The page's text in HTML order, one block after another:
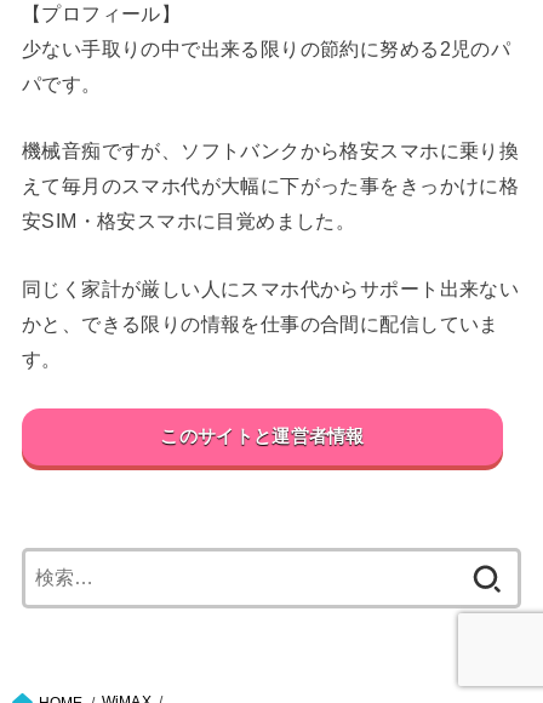
【プロフィール】
少ない手取りの中で出来る限りの節約に努める2児のパ
パです。
機械音痴ですが、ソフトバンクから格安スマホに乗り換
えて毎月のスマホ代が大幅に下がった事をきっかけに格
安SIM・格安スマホに目覚めました。
同じく家計が厳しい人にスマホ代からサポート出来ない
かと、できる限りの情報を仕事の合間に配信していま
す。
このサイトと運営者情報
索: